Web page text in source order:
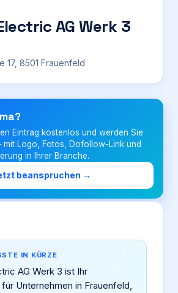
Login
AG Werk 3
17, 8501 Frauenfeld
Eintrag kostenlos und werden Sie
mit Logo, Fotos, Dofollow-Link und
in Ihrer Branche.
beanspruchen →
IN KÜRZE
AG Werk 3 ist Ihr
Unternehmen in Frauenfeld,